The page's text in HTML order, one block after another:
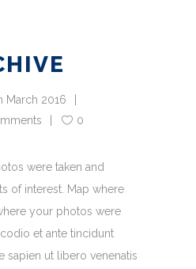
March 2016
0
were taken and
of interest. Map where
your photos were
et ante tincidunt
sapien ut libero venenatis